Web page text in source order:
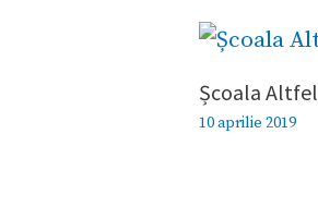
Școala Altfel
10 aprilie 2019